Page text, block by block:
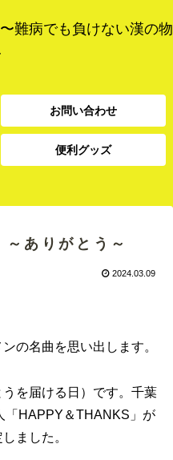
難病でも負けない漢の物
お問い合わせ
便利グッズ
ありがとう～
2024.03.09
の名曲を思い出します。
を届ける日）です。千葉
「HAPPY＆THANKS」が
ました。